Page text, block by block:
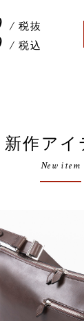
/ 税抜
/ 税込
新作アイ
New item